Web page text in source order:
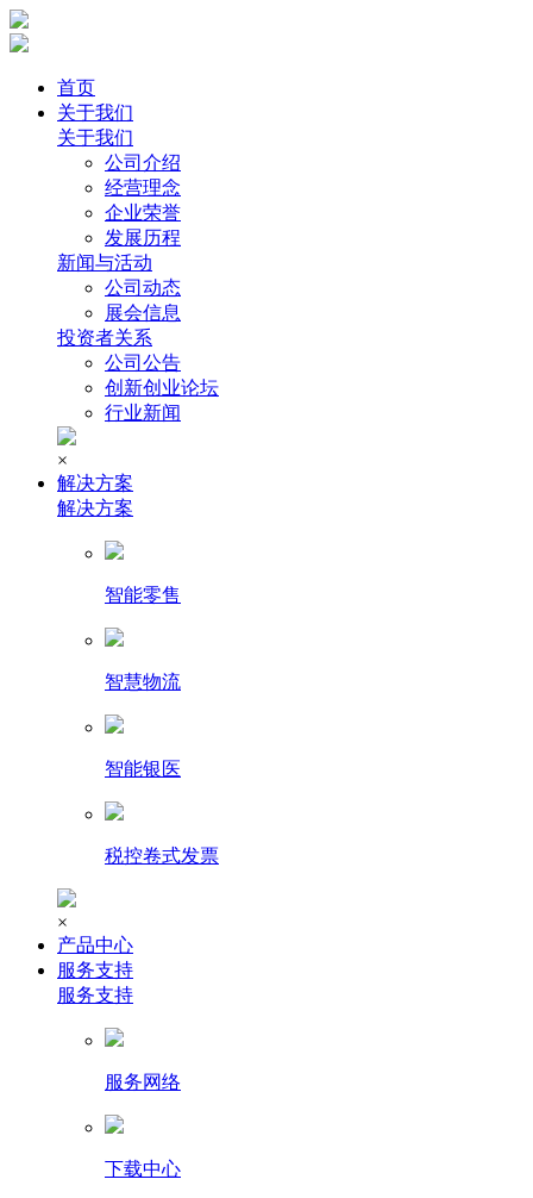
首页
关于我们
关于我们
公司介绍
经营理念
企业荣誉
发展历程
新闻与活动
公司动态
展会信息
投资者关系
公司公告
创新创业论坛
行业新闻
×
解决方案
解决方案
智能零售
智慧物流
智能银医
税控卷式发票
×
产品中心
服务支持
服务支持
服务网络
下载中心